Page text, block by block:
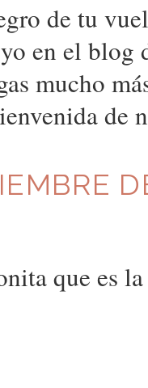
de tu
en el blog
mucho
de
que es